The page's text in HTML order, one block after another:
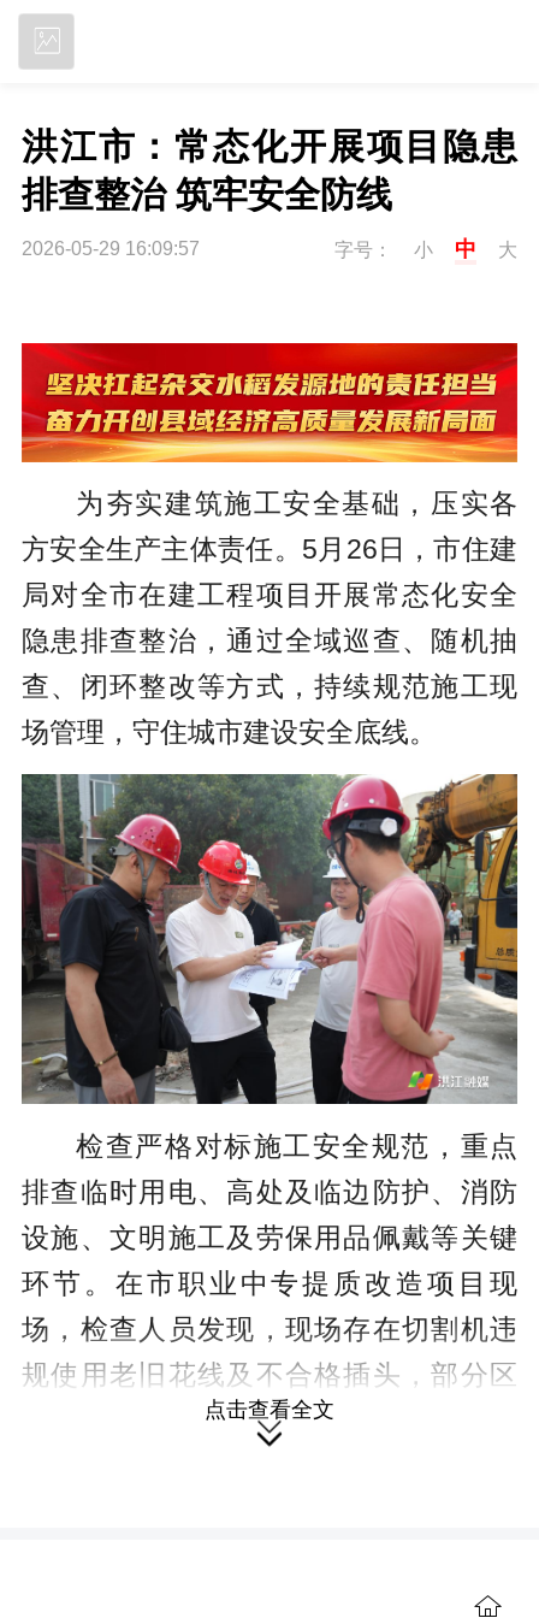
洪江市：常态化开展项目隐患
排查整治 筑牢安全防线
2026-05-29 16:09:57 字号： 小 中 大
为夯实建筑施工安全基础，压实各
方安全生产主体责任。5月26日，市住建
局对全市在建工程项目开展常态化安全
隐患排查整治，通过全域巡查、随机抽
查、闭环整改等方式，持续规范施工现
场管理，守住城市建设安全底线。
检查严格对标施工安全规范，重点
排查临时用电、高处及临边防护、消防
设施、文明施工及劳保用品佩戴等关键
环节。在市职业中专提质改造项目现
场，检查人员发现，现场存在切割机违
规使用老旧花线及不合格插头，部分区
域安全警示标识缺失，高处作业防护措
点击查看全文
